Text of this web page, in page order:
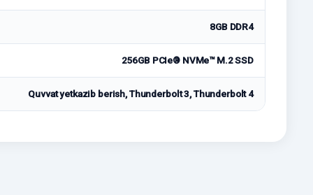
8GB DDR4
256GB PCIe® NVMe™ M.2 SSD
Quvvat yetkazib berish, Thunderbolt 3, Thunderbolt 4